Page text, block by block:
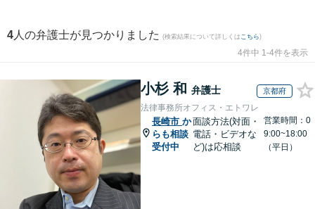
4 人の弁護士が見つかりました (検索結果について詳しくは こちら)
4件中 1-4件を表示
小杉 和 弁護士 京都府
法律事務所オフィス・エトワレ
長崎市 か
らも相談
受付中
面談方法(対面・
電話・ビデオな
ど)は応相談
営業時間：0
9:00~18:00
（平日）